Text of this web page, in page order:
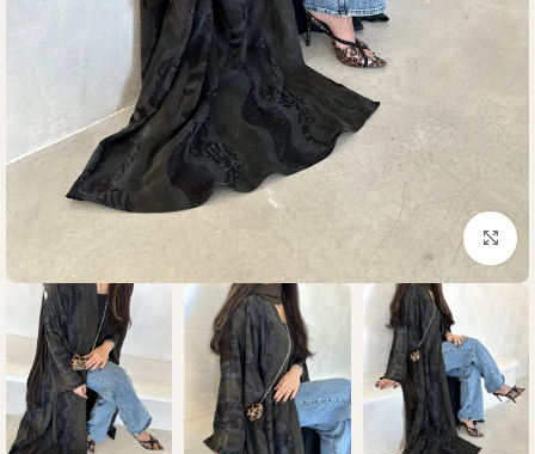
Click to enlarge